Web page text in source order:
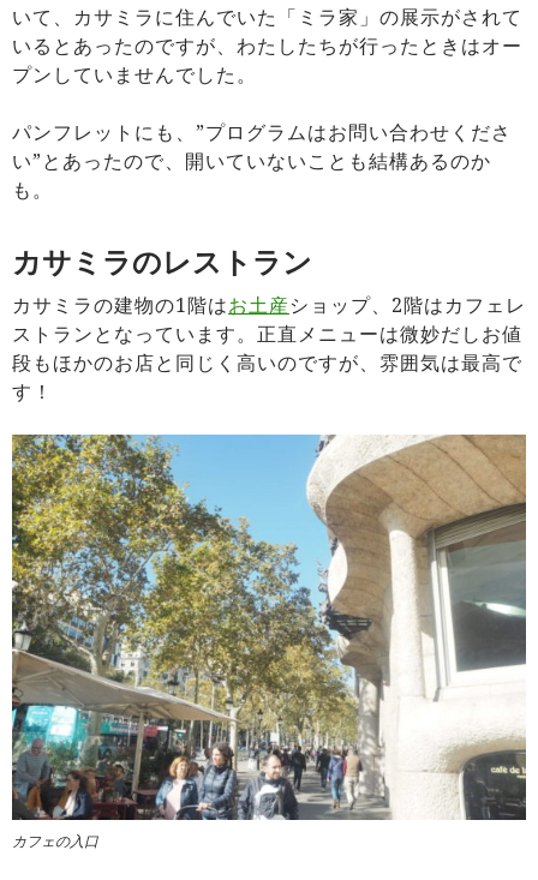
いて、カサミラに住んでいた「ミラ家」の展示がされて
いるとあったのですが、わたしたちが行ったときはオー
プンしていませんでした。
パンフレットにも、”プログラムはお問い合わせくださ
い”とあったので、開いていないことも結構あるのか
も。
カサミラのレストラン
カサミラの建物の1階はお土産ショップ、2階はカフェレ
ストランとなっています。正直メニューは微妙だしお値
段もほかのお店と同じく高いのですが、雰囲気は最高で
す！
カフェの入口